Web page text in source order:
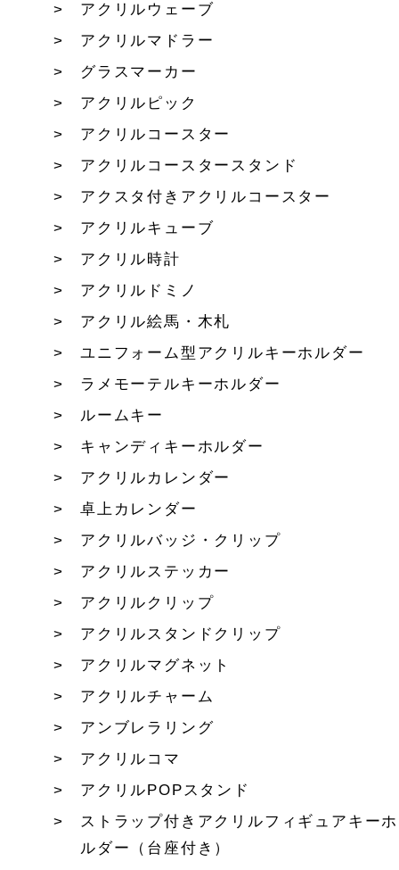
アクリルウェーブ
アクリルマドラー
グラスマーカー
アクリルピック
アクリルコースター
アクリルコースタースタンド
アクスタ付きアクリルコースター
アクリルキューブ
アクリル時計
アクリルドミノ
アクリル絵馬・木札
ユニフォーム型アクリルキーホルダー
ラメモーテルキーホルダー
ルームキー
キャンディキーホルダー
アクリルカレンダー
卓上カレンダー
アクリルバッジ・クリップ
アクリルステッカー
アクリルクリップ
アクリルスタンドクリップ
アクリルマグネット
アクリルチャーム
アンブレラリング
アクリルコマ
アクリルPOPスタンド
ストラップ付きアクリルフィギュアキーホ
ルダー（台座付き）